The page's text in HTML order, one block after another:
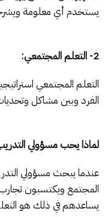
يستخدم أي معلومة
2- التعلم المجتمعي:
التعلم المجتمعي
الفرد وبين مشاكل
لماذا يحب مسؤولي
عندما يبحث مسؤولي
المجتمع ويكتسبون
يساعدهم في ذلك هو